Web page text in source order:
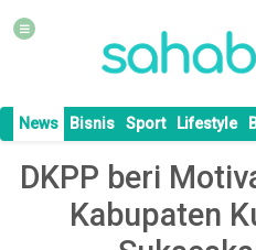
News Bisnis Sport Lifestyle
DKPP beri
Kabupaten